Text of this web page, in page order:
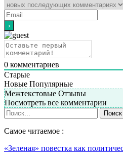
0 комментариев
Старые
Новые Популярные
Межтекстовые Отзывы
Посмотреть все комментарии
Самое читаемое :
«Зеленая» повестка как